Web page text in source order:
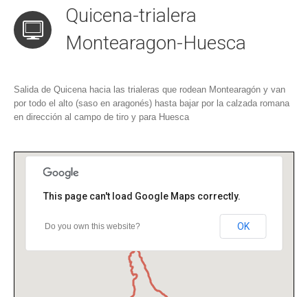
Quicena-trialera
Montearagon-Huesca
Salida de Quicena hacia las trialeras que rodean Montearagón y van
por todo el alto (saso en aragonés) hasta bajar por la calzada romana
en dirección al campo de tiro y para Huesca
This page can't load Google Maps correctly.
Do you own this website? OK